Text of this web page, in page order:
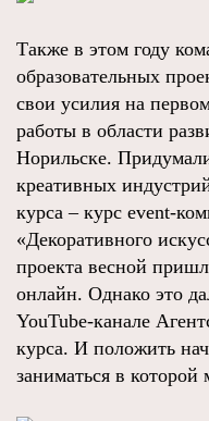
Также в этом году
образовательных
свои усилия на
работы в области
Норильске.
креативных
курса – курс event-
«Декоративного
проекта весной
онлайн. Однако это
YouTube-канале
курса. И положить
заниматься в